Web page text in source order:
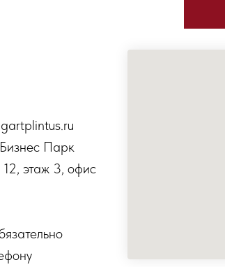
Парк
12, этаж 3, офис